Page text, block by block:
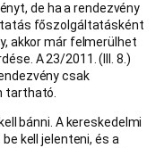
de ha a rendezvény
főszolgáltatásként
akkor már felmerülhet
A 23/2011. (III. 8.)
csak
tartható.
bánni. A kereskedelmi
kell jelenteni, és a